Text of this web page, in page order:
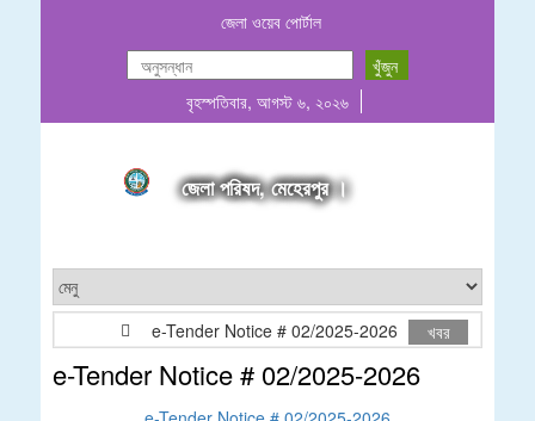
জেলা ওয়েব পোর্টাল
বৃহস্পতিবার, আগস্ট ৬, ২০২৬
জেলা পরিষদ, মেহেরপুর ।
e-Tender Notice # 02/2025-2026 খবর
e-Tender Notice # 02/2025-2026